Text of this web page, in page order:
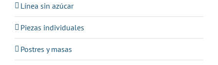
Línea sin azúcar
Piezas individuales
Postres y masas